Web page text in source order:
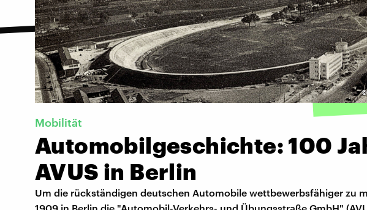
Mobilität
Automobilgeschichte: 100
AVUS in Berlin
Um die rückständigen deutschen Automobile wettbewerbsfähiger zu